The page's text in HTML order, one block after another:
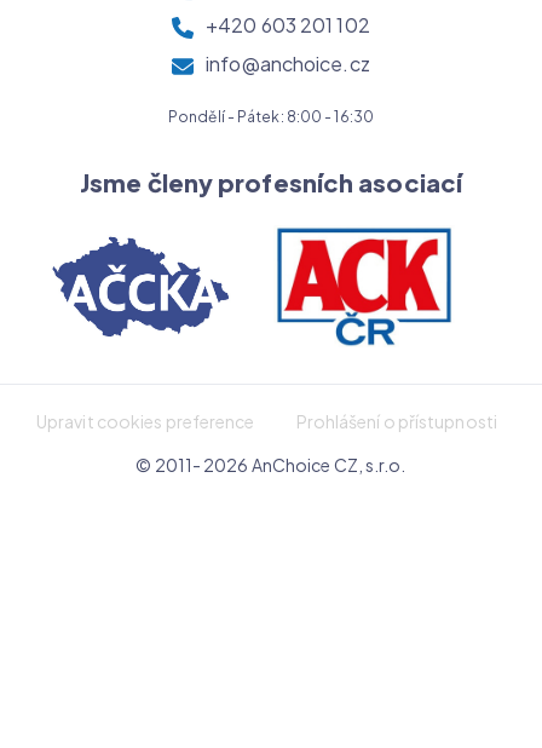
+420 603 201 102
info@anchoice.cz
Pondělí - Pátek: 8:00 - 16:30
Jsme členy profesních asociací
Upravit cookies preference
Prohlášení o přístupnosti
© 2011- 2026 AnChoice CZ, s.r.o.